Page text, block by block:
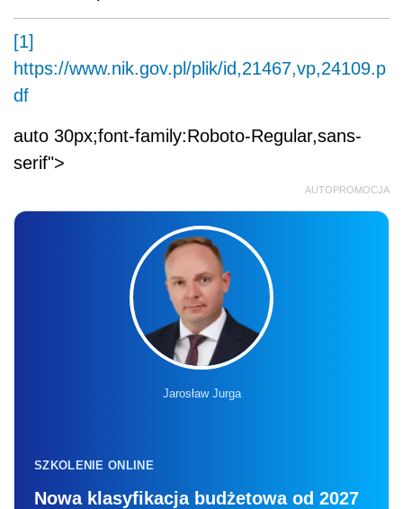
[1]
https://www.nik.gov.pl/plik/id,21467,vp,24109.p
df
auto 30px;font-family:Roboto-Regular,sans-
serif">
AUTOPROMOCJA
Jarosław Jurga
SZKOLENIE ONLINE
Nowa klasyfikacja budżetowa od 2027